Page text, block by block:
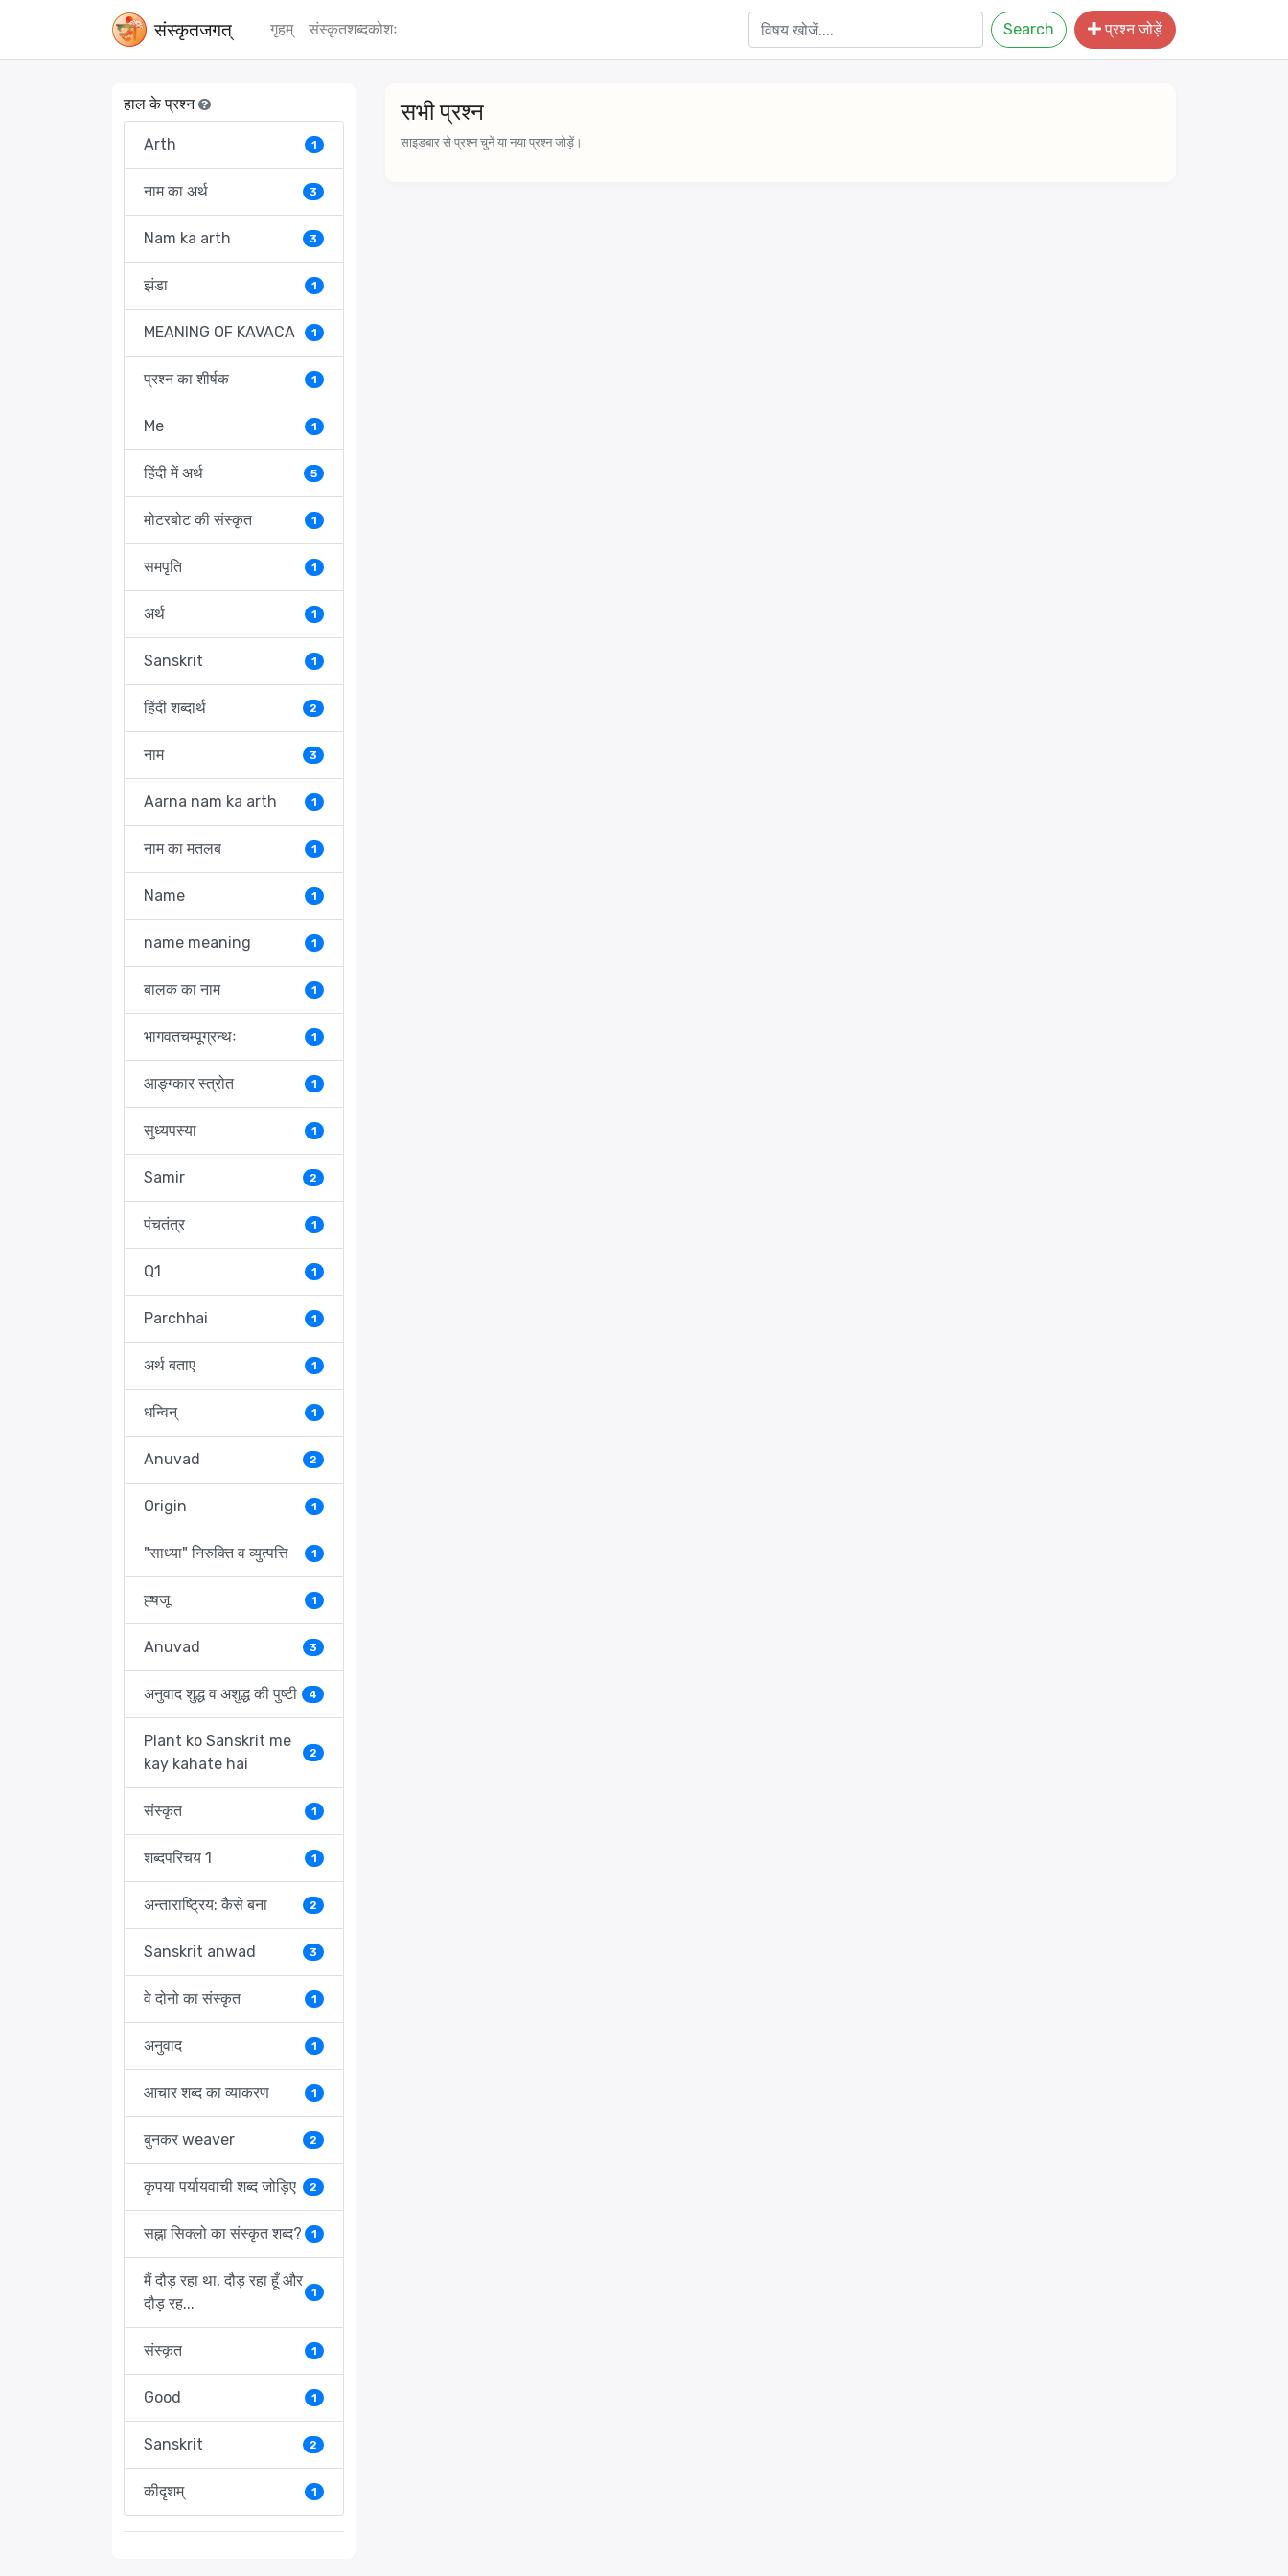
संस्‍कृतजगत् गृहम् संस्‍कृतशब्‍दकोशः Search प्रश्न जोड़ें
हाल के प्रश्न
Arth 1
नाम का अर्थ 3
Nam ka arth 3
झंडा 1
MEANING OF KAVACA 1
प्रश्न का शीर्षक 1
Me 1
हिंदी में अर्थ 5
मोटरबोट की संस्कृत 1
समपृति 1
अर्थ 1
Sanskrit 1
हिंदी शब्दार्थ 2
नाम 3
Aarna nam ka arth 1
नाम का मतलब 1
Name 1
name meaning 1
बालक का नाम 1
भागवतचम्पूग्रन्थः 1
आङ्ग्कार स्त्रोत 1
सुध्यपस्या 1
Samir 2
पंचतंत्र 1
Q1 1
Parchhai 1
अर्थ बताए 1
धन्विन् 1
Anuvad 2
Origin 1
"साध्या" निरुक्ति व व्युत्पत्ति 1
ह्षजू 1
Anuvad 3
अनुवाद शुद्ध व अशुद्ध की पुष्टी 4
Plant ko Sanskrit me
kay kahate hai
2
संस्कृत 1
शब्दपरिचय 1 1
अन्ताराष्ट्रिय: कैसे बना 2
Sanskrit anwad 3
वे दोनो का संस्कृत 1
अनुवाद 1
आचार शब्द का व्याकरण 1
बुनकर weaver 2
कृपया पर्यायवाची शब्द जोड़िए 2
सह्ना सिक्लो का संस्कृत शब्द? 1
मैं दौड़ रहा था, दौड़ रहा हूँ और
दौड़ रह...
1
संस्कृत 1
Good 1
Sanskrit 2
कीदृशम् 1
सभी प्रश्न
साइडबार से प्रश्न चुनें या नया प्रश्न जोड़ें।